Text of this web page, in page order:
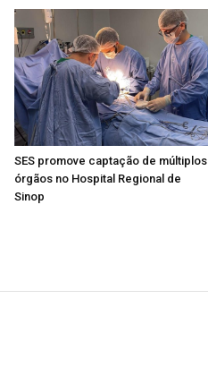
SES promove captação de múltiplos
órgãos no Hospital Regional de
Sinop